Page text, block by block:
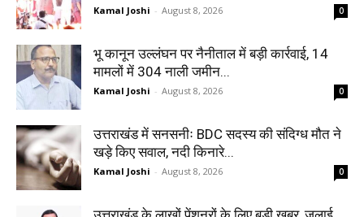
Kamal Joshi - August 8, 2026 0
भू कानून उल्लंघन पर नैनीताल में बड़ी कार्रवाई, 14
मामलों में 304 नाली जमीन...
Kamal Joshi - August 8, 2026 0
उत्तराखंड में सनसनीः BDC सदस्य की संदिग्ध मौत ने
खड़े किए सवाल, नदी किनारे...
Kamal Joshi - August 8, 2026 0